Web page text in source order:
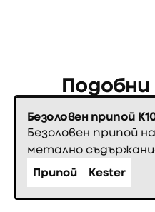
Безоловен припой
Безоловен припой
метално
Припой
Kester